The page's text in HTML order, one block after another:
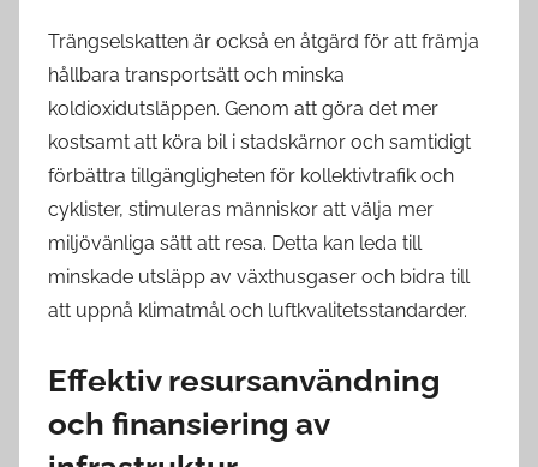
Trängselskatten är också en åtgärd för att främja
hållbara transportsätt och minska
koldioxidutsläppen. Genom att göra det mer
kostsamt att köra bil i stadskärnor och samtidigt
förbättra tillgängligheten för kollektivtrafik och
cyklister, stimuleras människor att välja mer
miljövänliga sätt att resa. Detta kan leda till
minskade utsläpp av växthusgaser och bidra till
att uppnå klimatmål och luftkvalitetsstandarder.
Effektiv resursanvändning
och finansiering av